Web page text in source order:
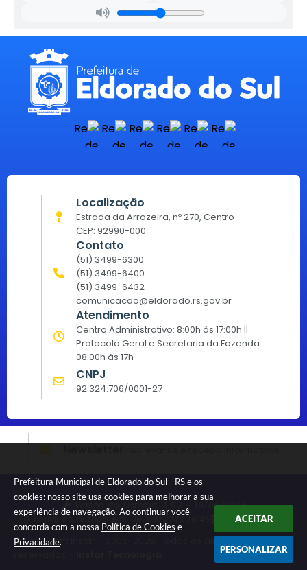
Prefeitura Municipal de Eldorado do Sul - RS e os
cookies: nosso site usa cookies para melhorar a sua
experiência de navegação. Ao continuar você
concorda com a nossa Política de Cookies e
Privacidade.
ACEITAR
PERSONALIZAR
Localização
Estrada da Arrozeira, nº 270, Centro
CEP: 92990-000
Contato
(51) 3499-6300
(51) 3499-6400
(51) 3499-6432
comunicacao@eldorado.rs.gov.br
Atendimento
Centro Administrativo: 8:00h às 17:00h ||
Protocolo Geral e Secretaria da Fazenda:
08:00h às 17h
CNPJ
92.324.706/0001-27
Versão do Sistema:
3.5.3 - 19/06/2026
Portal atualizado em: 06/08/2026 16:45 Dados Abertos
© Copyright Instar - 2006-2026. Todos os direitos